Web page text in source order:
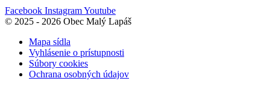
Facebook InstagramYoutube
© 2025 - 2026 Obec Malý Lapáš
Mapa sídla
Vyhlásenie o prístupnosti
Súbory cookies
Ochrana osobných údajov